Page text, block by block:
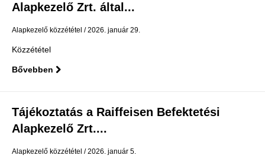
Alapkezelő Zrt. által...
Alapkezelő közzététel 2026. január 29.
Közzététel
Bővebben
Tájékoztatás a Raiffeisen Befektetési
Alapkezelő Zrt....
Alapkezelő közzététel 2026. január 5.